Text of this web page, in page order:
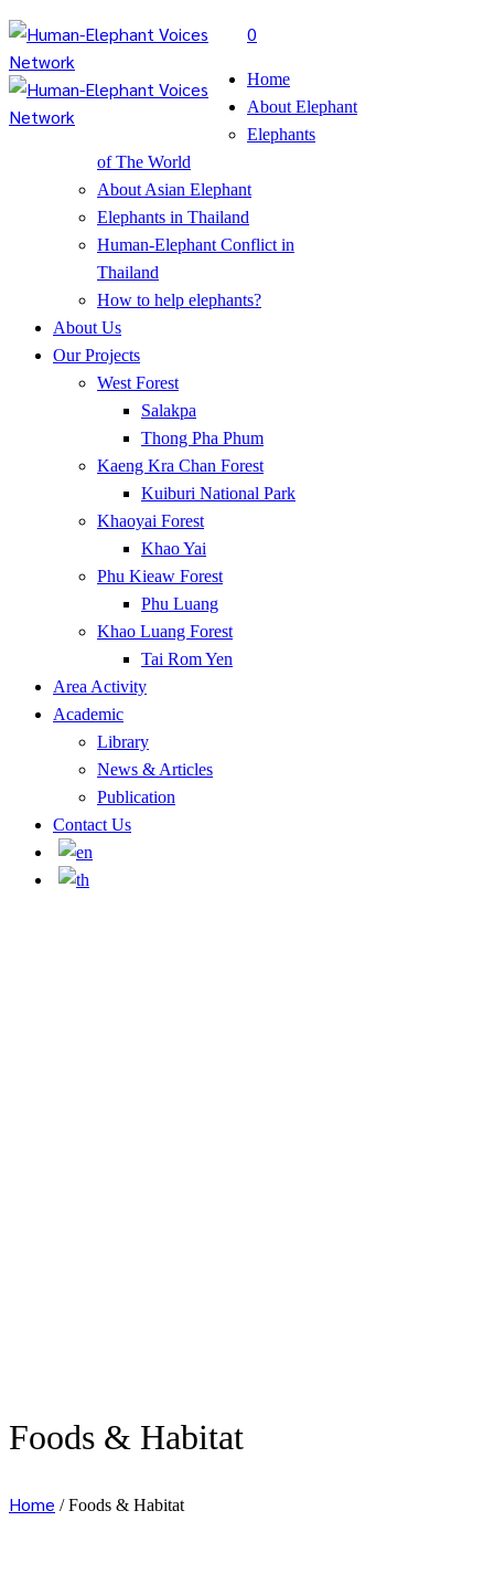
0
Home
About Elephant
Elephants
of The World
About Asian Elephant
Elephants in Thailand
Human-Elephant Conflict in
Thailand
How to help elephants?
About Us
Our Projects
West Forest
Salakpa
Thong Pha Phum
Kaeng Kra Chan Forest
Kuiburi National Park
Khaoyai Forest
Khao Yai
Phu Kieaw Forest
Phu Luang
Khao Luang Forest
Tai Rom Yen
Area Activity
Academic
Library
News & Articles
Publication
Contact Us
Foods & Habitat
Home /Foods & Habitat